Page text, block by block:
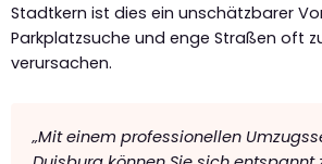
Stadtkern ist dies ein unschätzbarer
Parkplatzsuche und enge Straßen oft
verursachen.
„Mit einem professionellen